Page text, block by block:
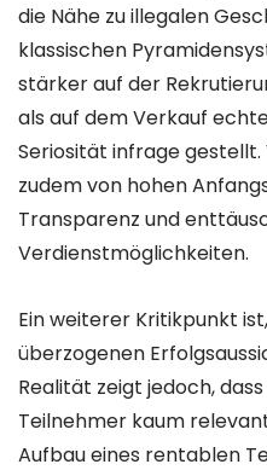
die Nähe zu illegalen
klassischen
stärker auf der
als auf dem Verkauf
Seriosität infrage
zudem von hohen
Transparenz und
Verdienstmöglichkeiten.
Ein weiterer Kritikpunkt
überzogenen
Realität zeigt jedoch,
Teilnehmer kaum
Aufbau eines rentablen